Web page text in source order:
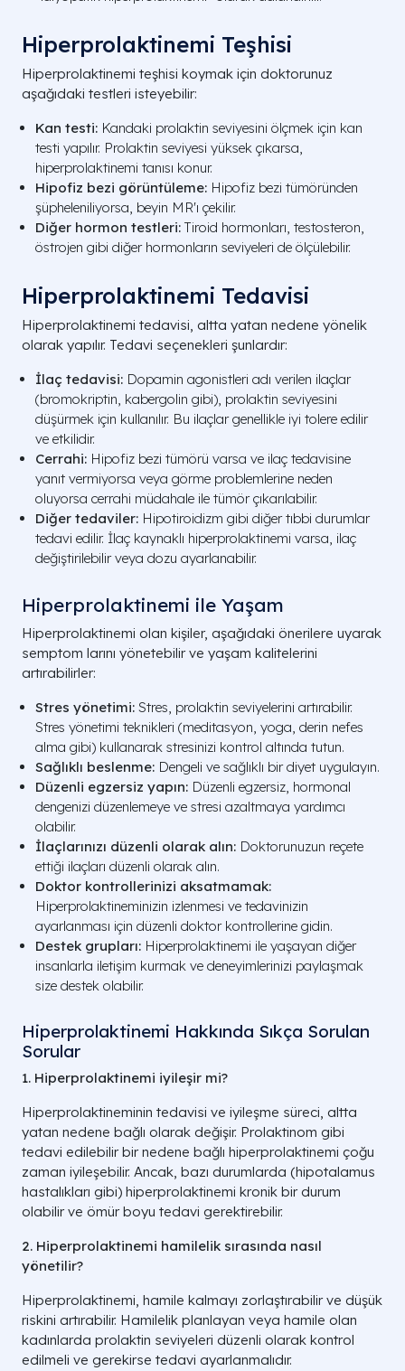
Hiperprolaktinemi Teşhisi
Hiperprolaktinemi teşhisi koymak için doktorunuz
aşağıdaki testleri isteyebilir:
Kan testi: Kandaki prolaktin seviyesini ölçmek için kan
testi yapılır. Prolaktin seviyesi yüksek çıkarsa,
hiperprolaktinemi tanısı konur.
Hipofiz bezi görüntüleme: Hipofiz bezi tümöründen
şüpheleniliyorsa, beyin MR'ı çekilir.
Diğer hormon testleri: Tiroid hormonları, testosteron,
östrojen gibi diğer hormonların seviyeleri de ölçülebilir.
Hiperprolaktinemi Tedavisi
Hiperprolaktinemi tedavisi, altta yatan nedene yönelik
olarak yapılır. Tedavi seçenekleri şunlardır:
İlaç tedavisi: Dopamin agonistleri adı verilen ilaçlar
(bromokriptin, kabergolin gibi), prolaktin seviyesini
düşürmek için kullanılır. Bu ilaçlar genellikle iyi tolere edilir
ve etkilidir.
Cerrahi: Hipofiz bezi tümörü varsa ve ilaç tedavisine
yanıt vermiyorsa veya görme problemlerine neden
oluyorsa cerrahi müdahale ile tümör çıkarılabilir.
Diğer tedaviler: Hipotiroidizm gibi diğer tıbbi durumlar
tedavi edilir. İlaç kaynaklı hiperprolaktinemi varsa, ilaç
değiştirilebilir veya dozu ayarlanabilir.
Hiperprolaktinemi ile Yaşam
Hiperprolaktinemi olan kişiler, aşağıdaki önerilere uyarak
semptom larını yönetebilir ve yaşam kalitelerini
artırabilirler:
Stres yönetimi: Stres, prolaktin seviyelerini artırabilir.
Stres yönetimi teknikleri (meditasyon, yoga, derin nefes
alma gibi) kullanarak stresinizi kontrol altında tutun.
Sağlıklı beslenme: Dengeli ve sağlıklı bir diyet uygulayın.
Düzenli egzersiz yapın: Düzenli egzersiz, hormonal
dengenizi düzenlemeye ve stresi azaltmaya yardımcı
olabilir.
İlaçlarınızı düzenli olarak alın: Doktorunuzun reçete
ettiği ilaçları düzenli olarak alın.
Doktor kontrollerinizi aksatmamak:
Hiperprolaktineminizin izlenmesi ve tedavinizin
ayarlanması için düzenli doktor kontrollerine gidin.
Destek grupları: Hiperprolaktinemi ile yaşayan diğer
insanlarla iletişim kurmak ve deneyimlerinizi paylaşmak
size destek olabilir.
Hiperprolaktinemi Hakkında Sıkça Sorulan
Sorular
1. Hiperprolaktinemi iyileşir mi?
Hiperprolaktineminin tedavisi ve iyileşme süreci, altta
yatan nedene bağlı olarak değişir. Prolaktinom gibi
tedavi edilebilir bir nedene bağlı hiperprolaktinemi çoğu
zaman iyileşebilir. Ancak, bazı durumlarda (hipotalamus
hastalıkları gibi) hiperprolaktinemi kronik bir durum
olabilir ve ömür boyu tedavi gerektirebilir.
2. Hiperprolaktinemi hamilelik sırasında nasıl
yönetilir?
Hiperprolaktinemi, hamile kalmayı zorlaştırabilir ve düşük
riskini artırabilir. Hamilelik planlayan veya hamile olan
kadınlarda prolaktin seviyeleri düzenli olarak kontrol
edilmeli ve gerekirse tedavi ayarlanmalıdır.